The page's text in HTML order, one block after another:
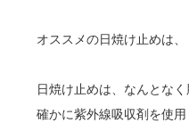
オススメの日焼け止めは、
日焼け止めは、なんとな
確かに紫外線吸収剤を使